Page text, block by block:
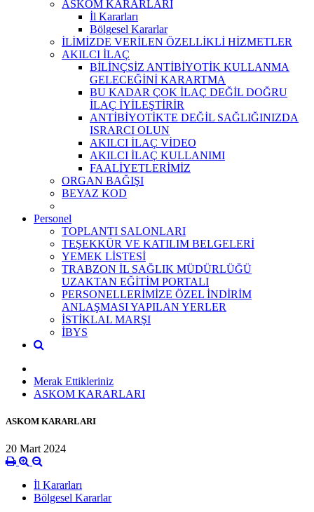
ASKOM KARARLARI
İl Kararları
Bölgesel Kararlar
İLİMİZDE VERİLEN ÖZELLİKLİ HİZMETLER
AKILCI İLAÇ
BİLİNÇSİZ ANTİBİYOTİK KULLANMA
GELECEĞİNİ KARARTMA
BU KADAR ÇOK İLAÇ DEĞİL DOĞRU
İLAÇ İYİLEŞTİRİR
ANTİBİYOTİKTE DEĞİL SAĞLIĞINIZDA
ISRARCI OLUN
AKILCI İLAÇ VİDEO
AKILCI İLAÇ KULLANIMI
FAALİYETLERİMİZ
ORGAN BAĞIŞI
BEYAZ KOD
Personel
TOPLANTI SALONLARI
TEŞEKKÜR VE KATILIM BELGELERİ
YEMEK LİSTESİ
TRABZON İL SAĞLIK MÜDÜRLÜĞÜ
UZAKTAN EĞİTİM PORTALI
PERSONELLERİMİZE ÖZEL İNDİRİM
ANLAŞMASI YAPILAN YERLER
İSTİKLAL MARŞI
İBYS
Merak Ettikleriniz
ASKOM KARARLARI
ASKOM KARARLARI
20 Mart 2024
İl Kararları
Bölgesel Kararlar